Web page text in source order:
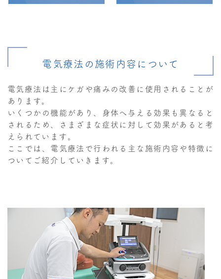
電気療法の施術内容について
電気療法は主にケガや痛みの改善に使用されることが
あります。
いくつかの機能があり、身体へ与える効果も異なると
されるため、さまざまな症状に対して効果があると考
えられています。
ここでは、電気療法で行われる主な施術内容や特徴に
ついてご紹介していきます。